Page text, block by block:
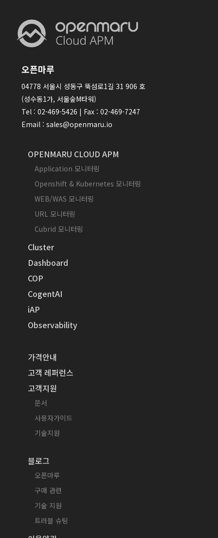
오픈마루
04778 서울시 성동구 뚝섬로1길 31 906 호
(성수동1가, 서울숲M타워)
Tel : 02-469-5426 | Fax : 02-469-7247
Email : sales@openmaru.io
OPENMARU CLOUD APM
Application 모니터링
Openshift & Kubernetes 모니터링
WEB/WAS 모니터링
URL 모니터링
Cubrid 모니터링
Cluster
Dashboard
COP
CogentAI
iAP
Observability
가격안내
고객 레퍼런스
고객지원
문서
사용자가이드
기술지원
블로그
오픈마루
구매 관련
기술 지원
트러블 슈팅